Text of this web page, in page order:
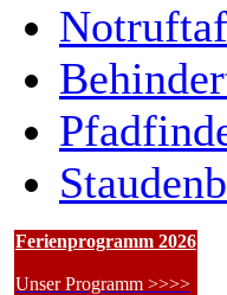
Ferienprogramm 2026
Unser Programm >>>>